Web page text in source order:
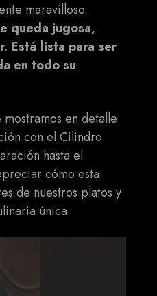
maravilloso.
queda jugosa,
Está lista para ser
en todo su
en detalle
con el Cilindro
hasta el
cómo esta
de nuestros platos y
única.